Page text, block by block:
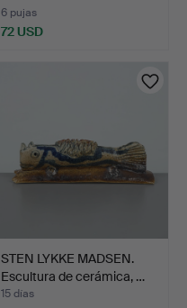
6 pujas
72 USD
STEN LYKKE MADSEN.
Escultura de cerámica, …
15 días